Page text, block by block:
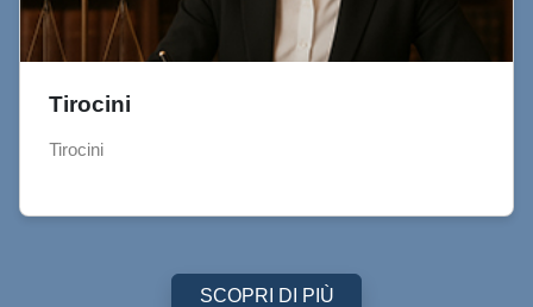
Tirocini
Tirocini
SCOPRI DI PIÙ